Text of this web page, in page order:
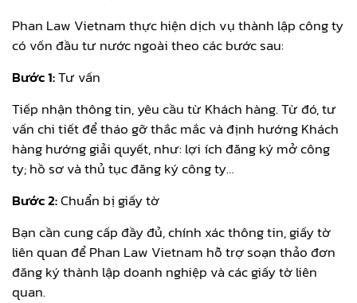
Phan Law Vietnam thực hiện dịch vụ thành lập công ty
có vốn đầu tư nước ngoài theo các bước sau:
Bước 1:Tư vấn
Tiếp nhận thông tin, yêu cầu từ Khách hàng. Từ đó, tư
vấn chi tiết để tháo gỡ thắc mắc và định hướng Khách
hàng hướng giải quyết, như: lợi ích đăng ký mở công
ty; hồ sơ và thủ tục đăng ký công ty…
Bước 2:Chuẩn bị giấy tờ
Bạn cần cung cấp đầy đủ, chính xác thông tin, giấy tờ
liên quan để Phan Law Vietnam hỗ trợ soạn thảo đơn
đăng ký thành lập doanh nghiệp và các giấy tờ liên
quan.